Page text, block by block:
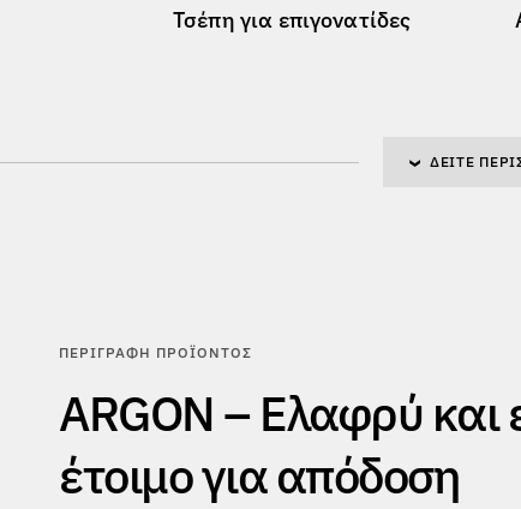
Τσέπη για επιγονατίδες
ΔΕΊΤΕ
ΠΕΡΙΓΡΑΦΉ ΠΡΟΪΌΝΤΟΣ
ARGON – Ελαφρύ και
έτοιμο για απόδοση